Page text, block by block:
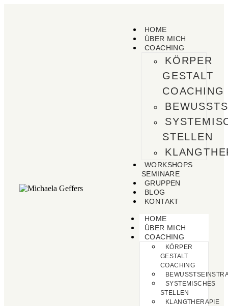
HOME
ÜBER MICH
COACHING
KÖRPER
GESTALT
COACHING
STELLEN
WORKSHOPS
SEMINARE
GRUPPEN
BLOG
KONTAKT
HOME
ÜBER MICH
COACHING
KÖRPER
GESTALT
COACHING
SYSTEMISCHES
STELLEN
KLANGTHERAPIE